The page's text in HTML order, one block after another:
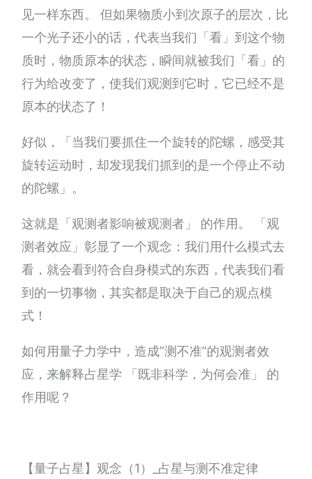
见一样东西。 但如果物质小到次原子的层次，比
一个光子还小的话，代表当我们「看」到这个物
质时，物质原本的状态，瞬间就被我们「看」的
行为给改变了，使我们观测到它时，它已经不是
原本的状态了！
好似，「当我们要抓住一个旋转的陀螺，感受其
旋转运动时，却发现我们抓到的是一个停止不动
的陀螺」。
这就是「观测者影响被观测者」 的作用。 「观
测者效应」彰显了一个观念：我们用什么模式去
看，就会看到符合自身模式的东西，代表我们看
到的一切事物，其实都是取决于自己的观点模
式！
如何用量子力学中，造成”测不准”的观测者效
应，来解释占星学 「既非科学，为何会准」 的
作用呢？
【量子占星】观念（1）_占星与测不准定律